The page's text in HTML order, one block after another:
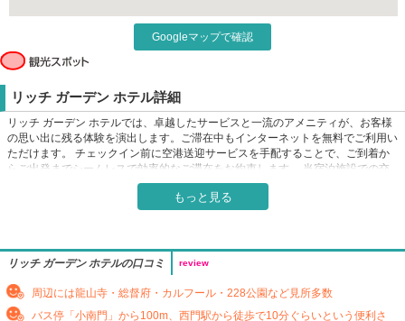
Googleマップで確認
リッチ ガーデン ホテル詳細
リッチ ガーデン ホテルでは、卓越したサービスと一流のアメニティが、お客様
の思い出に残る体験を演出します。ご滞在中もインターネットを無料でご利用い
ただけます。 チェックイン前に空港送迎サービスを手配することで、ご到着か
らご出発までシームレスで効率的なご滞在をお約束します。 当宿泊施設での交
通サービスによって、台北市観光がより便利になります。コンシェルジュサービ
スなどのフロントデスクサービスもご利用いただけます。 当宿泊施設のチケッ
ムサービスなどの室内設備・サービスで、お部屋での滞在を最大限にお楽しみい
ただけます。健康上の理由により、当宿泊施設内は全面禁煙です。喫煙は、当宿
泊施設によって指定された喫煙ゾーンでのみ許可されています。 リッチ ガーデ
ン ホテルの客室は、快適で家庭的な雰囲気をお客様に提供するために、心を込
もっと見る
リッチ ガーデン ホテルの口コミ review
周辺には龍山寺・総督府・カルフール・228公園など見所多数
バス停「小南門」から100m、西門駅から徒歩で10分ぐらいという便利さ